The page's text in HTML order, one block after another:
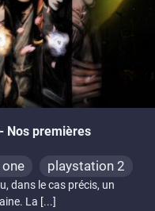
Nos premières
playstation 2
dans le cas précis, un
La [...]